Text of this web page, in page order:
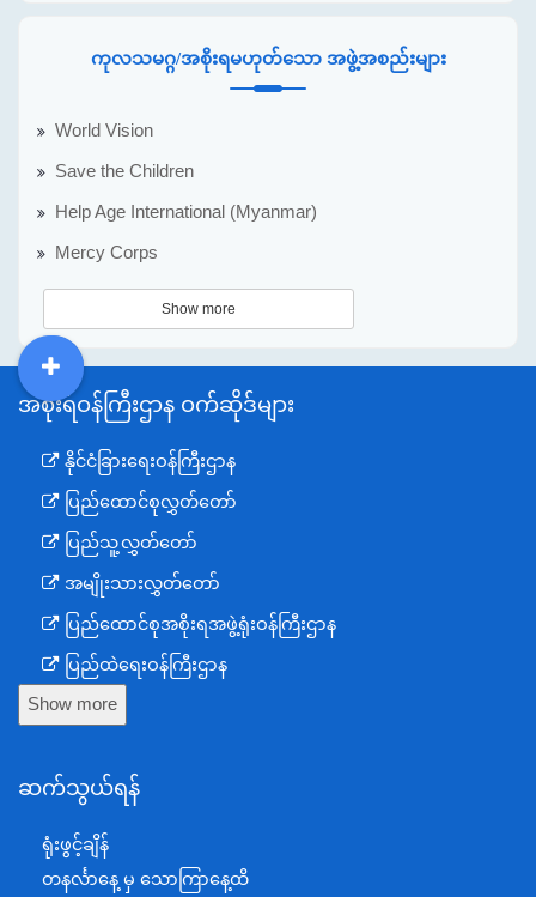
ကုလသမဂ္ဂ/အစိုးရမဟုတ်သော အဖွဲ့အစည်းများ
World Vision
Save the Children
Help Age International (Myanmar)
Mercy Corps
Show more
အစိုးရဝန်ကြီးဌာန ဝက်ဆိုဒ်များ
နိုင်ငံခြားရေးဝန်ကြီးဌာန
ပြည်ထောင်စုလွှတ်တော်
ပြည်သူ့လွှတ်တော်
အမျိုးသားလွှတ်တော်
ပြည်ထောင်စုအစိုးရအဖွဲ့ရုံးဝန်ကြီးဌာန
ပြည်ထဲရေးဝန်ကြီးဌာန
ကာကွယ်ရေးဝန်ကြီးဌာန
စီမံကိန်း၊ဘဏ္ဍာရေးနှင့်စက်မှုဝန်ကြီးဌာန
အပြည်ပြည်ဆိုင်ရာပူးပေါင်းဆောင်ရွက်ရေးဝန်ကြီးဌာန
Show more
ဆက်သွယ်ရန်
ရုံးဖွင့်ချိန်
တနင်္လာနေ့ မှ သောကြာနေ့ထိ
DDM